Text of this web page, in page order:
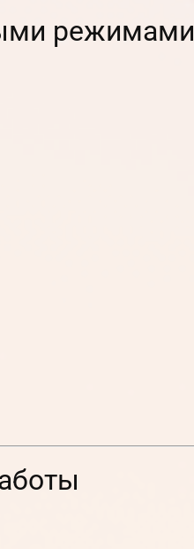
режимами